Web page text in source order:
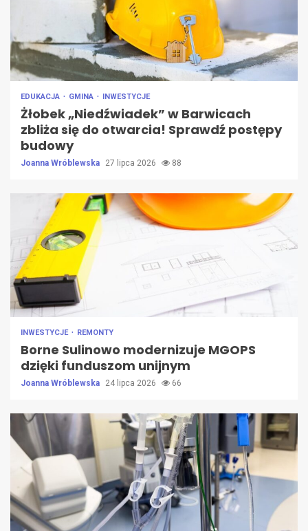
EDUKACJA GMINA INWESTYCJE
Żłobek „Niedźwiadek” w Barwicach
zbliża się do otwarcia! Sprawdź postępy
budowy
Joanna Wróblewska 27 lipca 2026 88
INWESTYCJE REMONTY
Borne Sulinowo modernizuje MGOPS
dzięki funduszom unijnym
Joanna Wróblewska 24 lipca 2026 66